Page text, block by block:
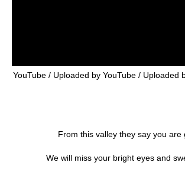
YouTube / Uploaded by YouTube / Uploaded
From this valley they say you are
We will miss your bright eyes and